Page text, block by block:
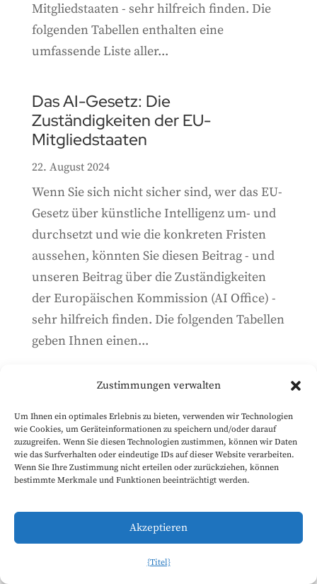
Zustimmungen verwalten
Um Ihnen ein optimales Erlebnis zu bieten, verwenden wir Technologien
wie Cookies, um Geräteinformationen zu speichern und/oder darauf
zuzugreifen. Wenn Sie diesen Technologien zustimmen, können wir Daten
wie das Surfverhalten oder eindeutige IDs auf dieser Website verarbeiten.
Wenn Sie Ihre Zustimmung nicht erteilen oder zurückziehen, können
bestimmte Merkmale und Funktionen beeinträchtigt werden.
Akzeptieren
{Titel}
Mitgliedstaaten - sehr hilfreich finden. Die
folgenden Tabellen enthalten eine
umfassende Liste aller...
Das AI-Gesetz: Die
Zuständigkeiten der EU-
Mitgliedstaaten
22. August 2024
Wenn Sie sich nicht sicher sind, wer das EU-
Gesetz über künstliche Intelligenz um- und
durchsetzt und wie die konkreten Fristen
aussehen, könnten Sie diesen Beitrag - und
unseren Beitrag über die Zuständigkeiten
der Europäischen Kommission (AI Office) -
sehr hilfreich finden. Die folgenden Tabellen
geben Ihnen einen...
Eine Einführung in den
Verhaltenskodex für KI für
allgemeine Zwecke
3. Juli 2024
Zuletzt aktualisiert: 14. August 2025.
Gesetzes allmählich entfaltet, ist es wichtig,
die verschiedenen in der Verordnung
enthaltenen Durchsetzungsmechanismen